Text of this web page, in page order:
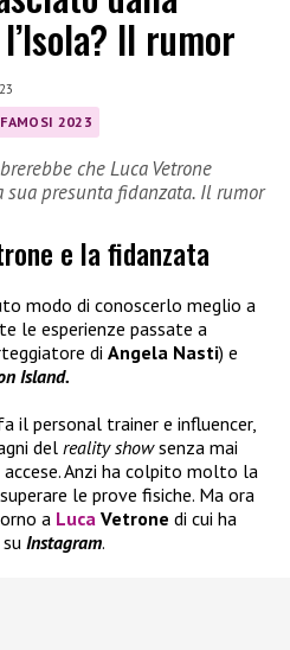
Il rumor
2023
che Luca Vetrone
presunta fidanzata. Il rumor
e la fidanzata
modo di conoscerlo meglio a
le esperienze passate a
di Angela Nasti) e
Island.
il personal trainer e influencer,
del reality showsenza mai
Anzi ha colpito molto la
le prove fisiche. Ma ora
a Luca Vetrone di cui ha
su Instagram.